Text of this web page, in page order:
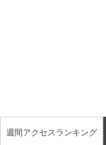
週間アクセスランキング